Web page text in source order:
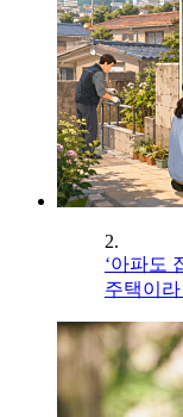
2.
‘아파도
주택이